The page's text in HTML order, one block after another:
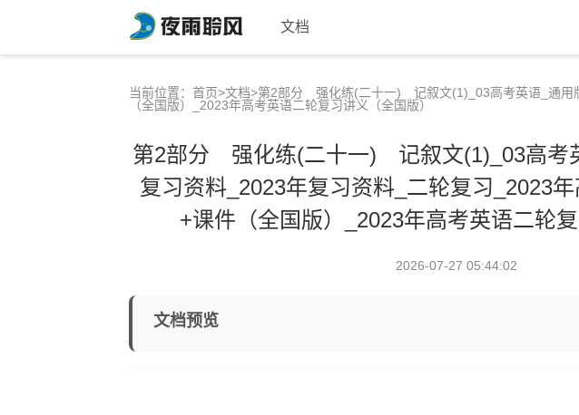
文档
当前位置： 首页>文档>第2部分 强化练(二十一) 记叙文(1)_03高考英语_通用
（全国版）_2023年高考英语二轮复习讲义（全国版）
第2部分 强化练(二十一) 记叙文(1)_03高考
复习资料_2023年复习资料_二轮复习_2023
+课件（全国版）_2023年高考英语二轮复
2026-07-27 05:44:02
文档预览